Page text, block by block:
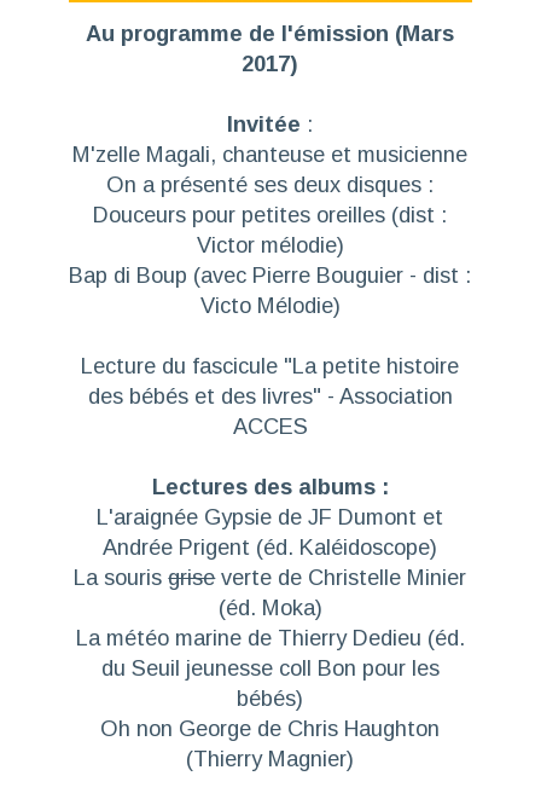
Au programme de l'émission (Mars
2017)
Invitée :
M'zelle Magali, chanteuse et musicienne
On a présenté ses deux disques :
Douceurs pour petites oreilles (dist :
Victor mélodie)
Bap di Boup (avec Pierre Bouguier - dist :
Victo Mélodie)
Lecture du fascicule "La petite histoire
des bébés et des livres" - Association
ACCES
Lectures des albums :
L'araignée Gypsie de JF Dumont et
Andrée Prigent (éd. Kaléidoscope)
La sourisgriseverte de Christelle Minier
(éd. Moka)
La météo marinede Thierry Dedieu (éd.
du Seuil jeunesse coll Bon pour les
bébés)
Oh non George de Chris Haughton
(Thierry Magnier)